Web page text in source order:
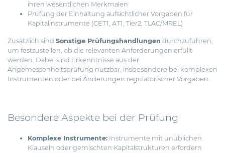
ihren wesentlichen Merkmalen
Prüfung der Einhaltung aufsichtlicher Vorgaben für
Kapitalinstrumente (CET1, AT1, Tier2, TLAC/MREL)
Zusätzlich sind Sonstige Prüfungshandlungen durchzuführen,
um festzustellen, ob die relevanten Anforderungen erfüllt
werden. Dabei sind Erkenntnisse aus der
Angemessenheitsprüfung nutzbar, insbesondere bei komplexen
Instrumenten oder bei Änderungen regulatorischer Vorgaben.
Besondere Aspekte bei der Prüfung
Komplexe Instrumente: Instrumente mit unüblichen
Klauseln oder gemischten Kapitalstrukturen erfordern